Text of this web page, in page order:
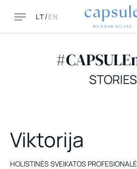
LT/EN
DUK
Kontaktai
Grąžinimai ir keitimai
STORIES
Viktorija
HOLISTINĖS SVEIKATOS